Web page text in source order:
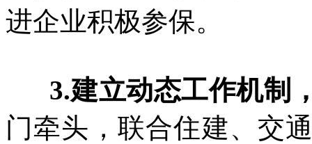
进企业积极参保。
3.建立动态工作机制
门牵头，联合住建、交